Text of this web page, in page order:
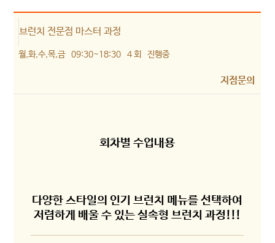
브런치 전문점 마스터 과정
월,화,수,목,금 09:30~18:30 4 회
지점문의
진행중
회차별 수업내용
다양한 스타일의 인기 브런치 메뉴를 선택하여
저렴하게 배울 수 있는 실속형 브런치 과정!!!